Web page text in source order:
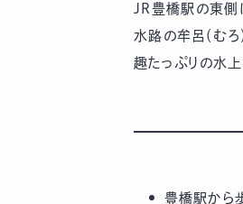
JR豊橋駅の東側
水路の牟呂（む
趣たっぷりの水
豊橋駅から